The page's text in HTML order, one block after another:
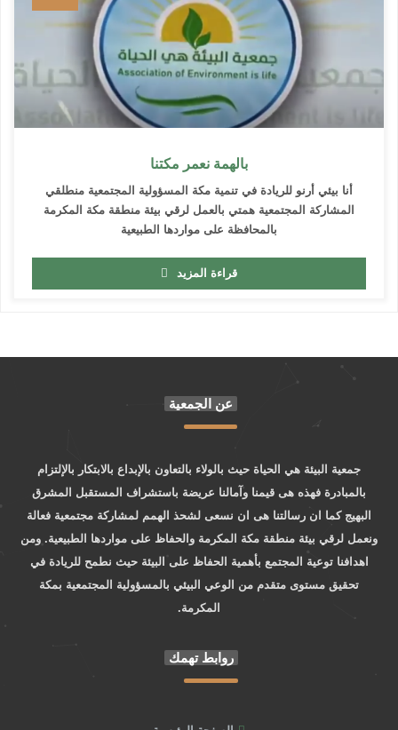
بالهمة نعمر مكتنا
أنا بيئي أرنو للريادة في تنمية مكة المسؤولية المجتمعية منطلقي
المشاركة المجتمعية همتي بالعمل لرقي بيئة منطقة مكة المكرمة
بالمحافظة على مواردها الطبيعية
قراءة المزيد
عن الجمعية
جمعية البيئة هي الحياة حيث بالولاء بالتعاون بالإبداع بالابتكار بالإلتزام
بالمبادرة فهذه هى قيمنا وآمالنا عريضة باستشراف المستقبل المشرق
البهيج كما ان رسالتنا هى ان نسعى لشحذ الهمم لمشاركة مجتمعية فعالة
ونعمل لرقي بيئة منطقة مكة المكرمة والحفاظ على مواردها الطبيعية. ومن
اهدافنا توعية المجتمع بأهمية الحفاظ على البيئة حيث نطمح للريادة في
تحقيق مستوى متقدم من الوعي البيئي بالمسؤولية المجتمعية بمكة
المكرمة.
روابط تهمك